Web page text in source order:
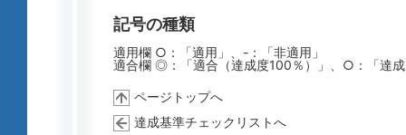
記号の種類
適用欄 ○：「適用」、-：「非適用」
適合欄 ◎：「適合（達成度100％）」、○：「達
ページトップへ
達成基準チェックリストへ